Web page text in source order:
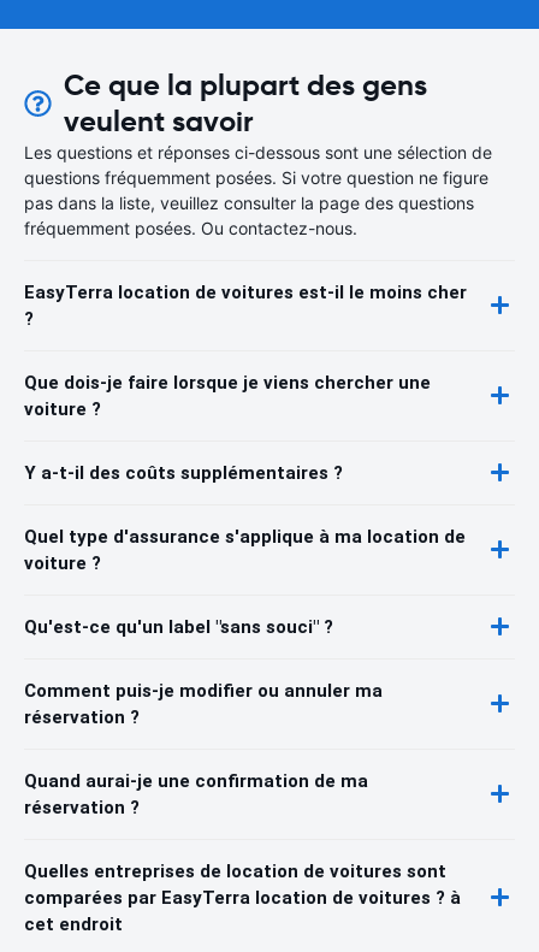
Ce que la plupart des gens
veulent savoir
Les questions et réponses ci-dessous sont une sélection de
questions fréquemment posées. Si votre question ne figure
pas dans la liste, veuillez consulter la page des questions
fréquemment posées. Ou contactez-nous.
EasyTerra location de voitures est-il le moins cher
?
Que dois-je faire lorsque je viens chercher une
voiture ?
Y a-t-il des coûts supplémentaires ?
Quel type d'assurance s'applique à ma location de
voiture ?
Qu'est-ce qu'un label "sans souci" ?
Comment puis-je modifier ou annuler ma
réservation ?
Quand aurai-je une confirmation de ma
réservation ?
Quelles entreprises de location de voitures sont
comparées par EasyTerra location de voitures ? à
cet endroit